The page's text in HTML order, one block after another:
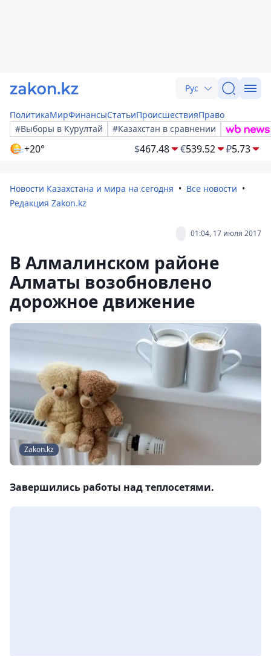
Рус
ПолитикаМирФинансыСтатьиПроисшествияПраво
#Выборы в Курултай
#Казахстан в сравнении
+20° $467.48 €539.52 ₽5.73
Новости Казахстана и мира на сегодня
Все новости
Редакция Zakon.kz
01:04, 17 июля 2017
В Алмалинском районе
Алматы возобновлено
дорожное движение
Zakon.kz
Завершились работы над теплосетями.